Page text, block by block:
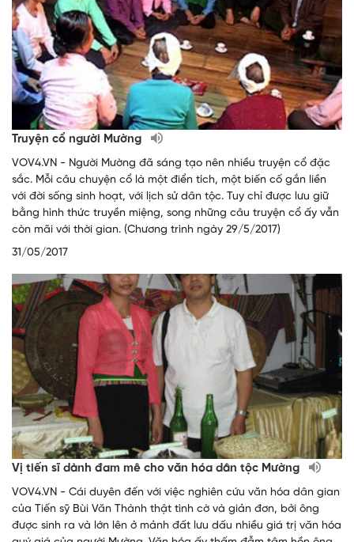
Truyện cổ người Mường
VOV4.VN - Người Mường đã sáng tạo nên nhiều truyện cổ đặc
sắc. Mỗi câu chuyện cổ là một điển tích, một biến cố gắn liền
với đời sống sinh hoạt, với lịch sử dân tộc. Tuy chỉ được lưu giữ
bằng hình thức truyền miệng, song những câu truyện cổ ấy vẫn
còn mãi với thời gian. (Chương trình ngày 29/5/2017)
31/05/2017
Vị tiến sĩ dành đam mê cho văn hóa dân tộc Mường
VOV4.VN - Cái duyên đến với việc nghiên cứu văn hóa dân gian
của Tiến sỹ Bùi Văn Thành thật tình cờ và giản đơn, bởi ông
được sinh ra và lớn lên ở mảnh đất lưu dấu nhiều giá trị văn hóa